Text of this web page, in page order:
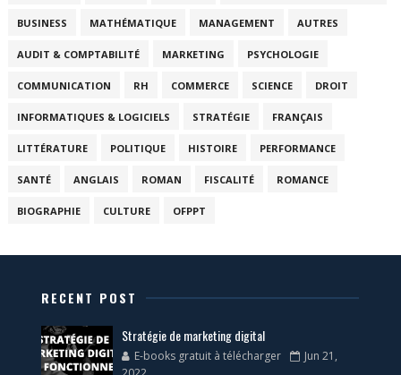
BUSINESS MATHÉMATIQUE MANAGEMENT AUTRES
AUDIT & COMPTABILITÉ MARKETING PSYCHOLOGIE
COMMUNICATION RH COMMERCE SCIENCE DROIT
INFORMATIQUES & LOGICIELS STRATÉGIE FRANÇAIS
LITTÉRATURE POLITIQUE HISTOIRE PERFORMANCE
SANTÉ ANGLAIS ROMAN FISCALITÉ ROMANCE
BIOGRAPHIE CULTURE OFPPT
RECENT POST
Stratégie de marketing digital
E-books gratuit à télécharger
Jun 21,